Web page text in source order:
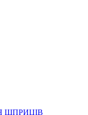
ШПРИЦІВ